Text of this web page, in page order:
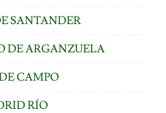
SANTANDER
DE ARGANZUELA
CAMPO
RÍO